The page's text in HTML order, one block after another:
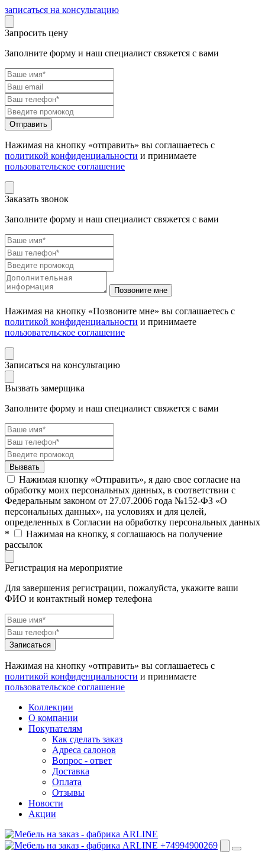
записаться на консультацию
Запросить цену
Заполните форму и наш специалист свяжется с вами
Нажимая на кнопку «отправить» вы соглашаетесь с
политикой конфиденциальности и принимаете
пользовательское соглашение
Заказать звонок
Заполните форму и наш специалист свяжется с вами
Нажимая на кнопку «Позвоните мне» вы соглашаетесь с
политикой конфиденциальности и принимаете
пользовательское соглашение
Записаться на консультацию
Вызвать замерщика
Заполните форму и наш специалист свяжется с вами
Нажимая кнопку «Отправить», я даю свое согласие на
обработку моих персональных данных, в соответствии с
Федеральным законом от 27.07.2006 года №152-ФЗ «О
персональных данных», на условиях и для целей,
определенных в Согласии на обработку персональных данных
*
Нажимая на кнопку, я соглашаюсь на получение
рассылок
Регистрация на мероприятие
Для завершения регистрации, пожалуйста, укажите ваши
ФИО и контактный номер телефона
Нажимая на кнопку «отправить» вы соглашаетесь с
политикой конфиденциальности и принимаете
пользовательское соглашение
Коллекции
О компании
Покупателям
Как сделать заказ
Адреса салонов
Вопрос - ответ
Доставка
Оплата
Отзывы
Новости
Акции
+74994900269